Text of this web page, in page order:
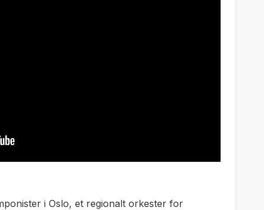
i Oslo, et regionalt orkester for